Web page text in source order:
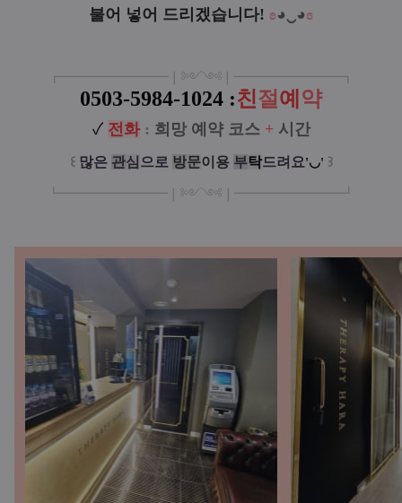
불어 넣어 드리겠습니다! ʚ◕‿◕ɞ
┏━━━━━━━━ ❘༻༺❘ ━━━━━━━━┓
0503-5984-1024 :친절 예 약
✓ 전화 : 희망 예약 코스 + 시간
꒰ 많은 관심 으로 방문이 용 부탁드려요'◡' ꒱
┗━━━━━━━━ ❘༻༺❘ ━━━━━━━━┛